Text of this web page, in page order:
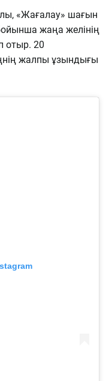
«Жағалау» шағын
жаңа желінің
отыр. 20
жалпы ұзындығы